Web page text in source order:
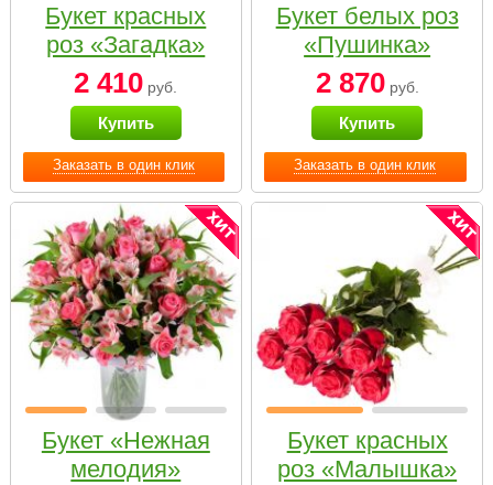
Заказать в один клик
Букет красных
роз «Загадка»
2 410 руб.
Купить
Заказать в один клик
Букет белых роз
«Пушинка»
2 870руб.
Купить
Букет «Нежная
мелодия»
Букет красных
роз «Малышка»